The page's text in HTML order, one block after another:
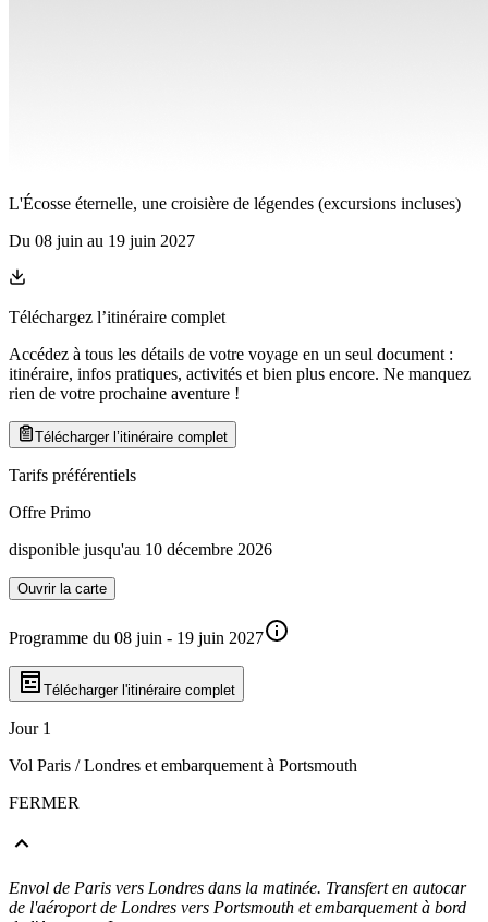
L'Écosse éternelle, une croisière de légendes (excursions incluses)
Du 08 juin au 19 juin 2027
Téléchargez l’itinéraire complet
Accédez à tous les détails de votre voyage en un seul document :
itinéraire, infos pratiques, activités et bien plus encore. Ne manquez
rien de votre prochaine aventure !
Télécharger l’itinéraire complet
Tarifs préférentiels
Offre Primo
disponible jusqu'au 10 décembre 2026
Ouvrir la carte
Programme du 08 juin - 19 juin 2027
Télécharger l'itinéraire complet
Jour 1
Vol Paris / Londres et embarquement à Portsmouth
FERMER
Envol de Paris vers Londres dans la matinée. Transfert en autocar
de l'aéroport de Londres vers Portsmouth et embarquement à bord